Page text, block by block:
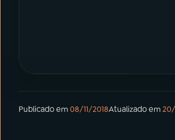
Publicado em08/11/2018Atualizado em